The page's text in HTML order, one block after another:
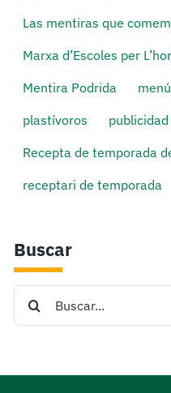
Las mentiras que
Marxa d’Escoles per
Mentira Podrida
plastívoros
Recepta de temporada
receptari de temporada
Buscar
Search
for: